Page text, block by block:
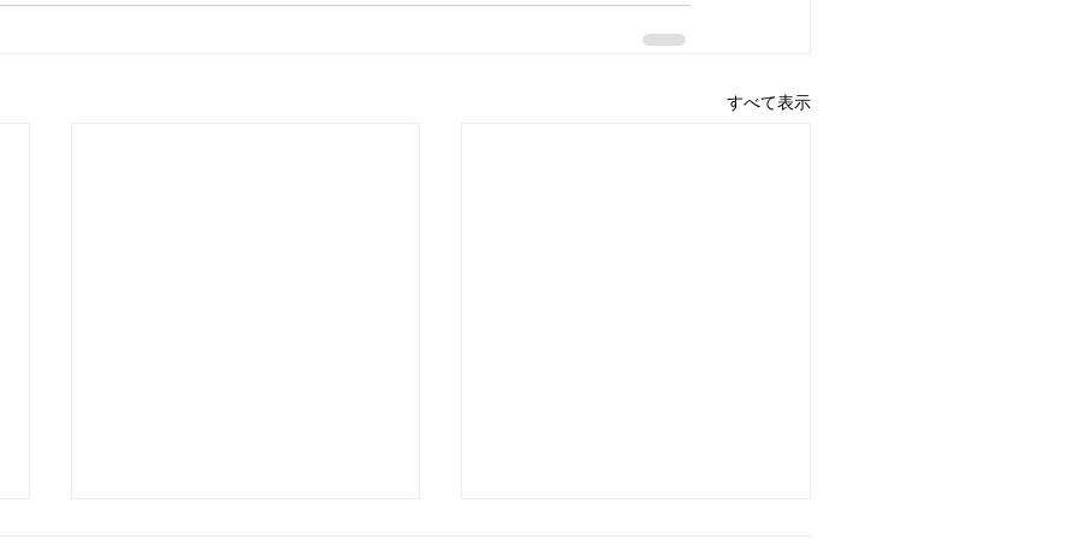
すべて表示